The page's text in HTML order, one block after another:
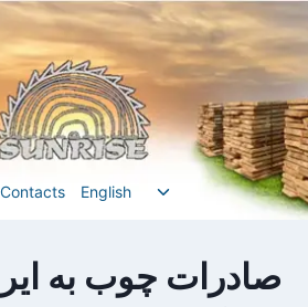
Contacts English
Перемкнути
صادرات چوب به